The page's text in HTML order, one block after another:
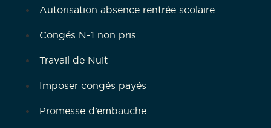
Autorisation absence rentrée scolaire
Congés N-1 non pris
Travail de Nuit
Imposer congés payés
Promesse d’embauche